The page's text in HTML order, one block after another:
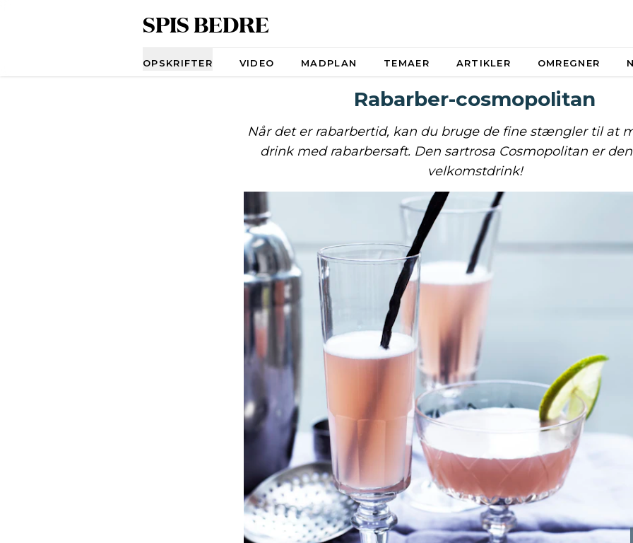
SPIS BEDRE
OPSKRIFTER VIDEO MADPLAN TEMAER ARTIKLER OMREGNER
Rabarber-cosmopolitan
Når det er rabarbertid, kan du bruge de fine stængler til at
drink med rabarbersaft. Den sartrosa Cosmopolitan er
velkomstdrink!